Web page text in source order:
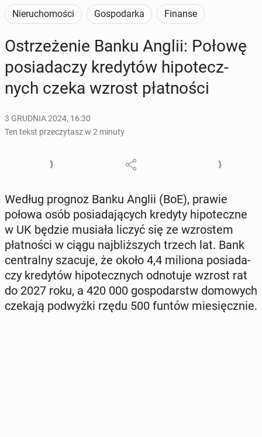
Nieruchomości Gospodarka Finanse
Ostrze­że­nie Banku Anglii: Połowę
po­sia­da­czy kre­dy­tów hi­po­tecz­
nych czeka wzrost płat­no­ści
3 GRUDNIA 2024, 16:30
Ten tekst przeczytasz w 2 minuty
Według prognoz Banku Anglii (BoE), prawie
połowa osób po­sia­da­ją­cych kredyty hi­po­tecz­ne
w UK będzie musiała liczyć się ze wzro­stem
płat­no­ści w ciągu naj­bliż­szych trzech lat. Bank
cen­tral­ny szacuje, że około 4,4 miliona po­sia­da­
czy kre­dy­tów hi­po­tecz­nych od­no­tu­je wzrost rat
do 2027 roku, a 420 000 go­spo­darstw do­mo­wych
czekają pod­wyż­ki rzędu 500 funtów mie­sięcz­nie.